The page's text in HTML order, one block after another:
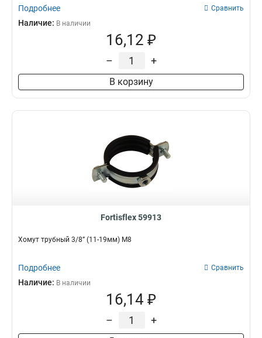
Подробнее Сравнить
Наличие: В наличии
16,12 ₽
– +
В корзину
Fortisflex 59913
Хомут трубный 3/8” (11-19мм) М8
Подробнее Сравнить
Наличие: В наличии
16,14 ₽
– +